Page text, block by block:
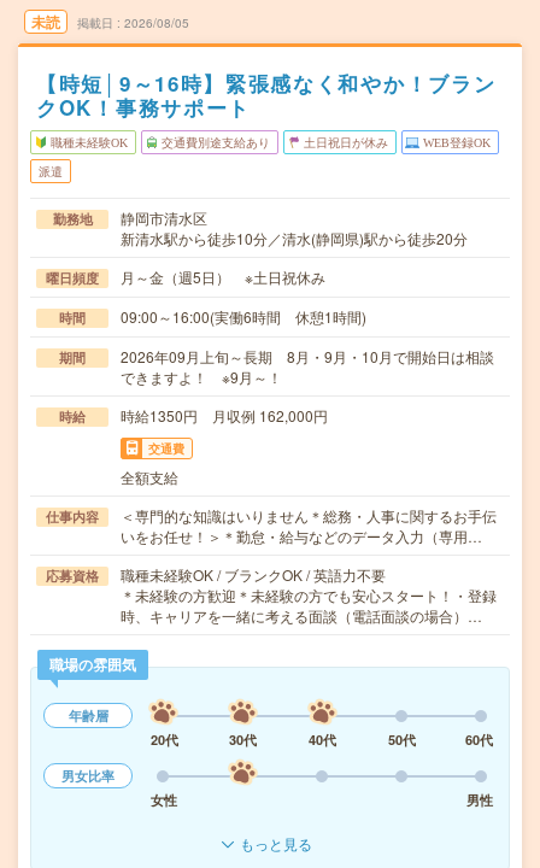
未読 掲載日 2026/08/05
【時短│9～16時】緊張感なく和やか！ブラン
クOK！事務サポート
職種未経験OK 交通費別途支給あり 土日祝日が休み WEB登録OK
派遣
勤務地
静岡市清水区
新清水駅から徒歩10分／清水(静岡県)駅から徒歩20分
曜日頻度 月～金（週5日） ※土日祝休み
時間 09:00～16:00(実働6時間 休憩1時間)
期間
2026年09月上旬～長期 8月・9月・10月で開始日は相談
できますよ！ ※9月～！
時給 時給1350円 月収例 162,000円
交通費
全額支給
仕事内容
＜専門的な知識はいりません＊総務・人事に関するお手伝
いをお任せ！＞＊勤怠・給与などのデータ入力（専用…
応募資格
職種未経験OK / ブランクOK / 英語力不要
＊未経験の方歓迎＊未経験の方でも安心スタート！・登録
時、キャリアを一緒に考える面談（電話面談の場合）…
職場の雰囲気
年齢層
20代
30代 40代 50代
60代
男女比率
女性
男性
もっと見る